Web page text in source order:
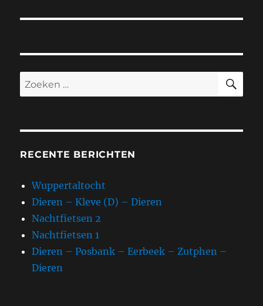
Zoeken
naar:
RECENTE BERICHTEN
Wuppertaltocht
Dieren – Kleve (D) – Dieren
Nachtfietsen 2
Nachtfietsen 1
Dieren – Posbank – Eerbeek – Zutphen –
Dieren